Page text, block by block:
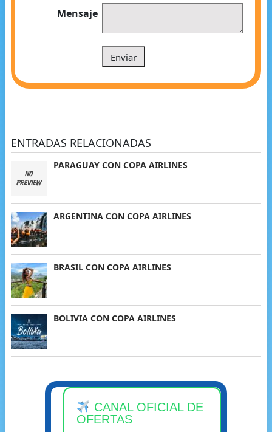
Mensaje
ENTRADAS RELACIONADAS
PARAGUAY CON COPA AIRLINES
ARGENTINA CON COPA AIRLINES
BRASIL CON COPA AIRLINES
BOLIVIA CON COPA AIRLINES
CANAL OFICIAL DE
OFERTAS